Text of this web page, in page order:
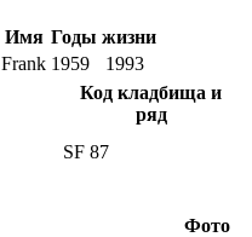
Имя Годы жизни
Frank 1959
1993
Код кладбища и
ряд
SF 87
Фото